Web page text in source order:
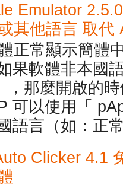
Emulator
其他語言 取代
正常顯示簡體
果軟體非本國
，那麼開啟的
可以使用「
語言（如：正
Clicker 4.1